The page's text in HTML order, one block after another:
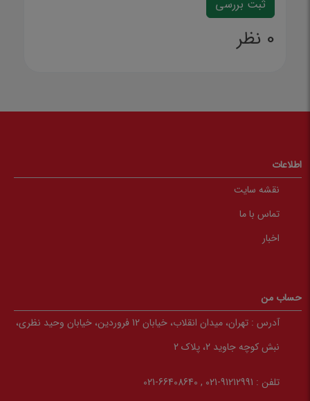
0 نظر
اطلاعات
نقشه سایت
تماس با ما
اخبار
حساب من
آدرس :
تهران، میدان انقلاب، خیابان 12 فروردین، خیابان وحید نظری،
نبش کوچه جاوید 2، پلاک 2
تلفن : 91212991-021 , 66408640-021